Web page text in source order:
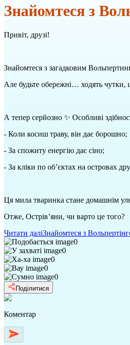
Знайомтеся з
Привіт, друзі!
Знайомтеся з загадковим
Але будьте обережні… ходять чутки,
А тепер серйозно ✨ Особливі
- Коли косиш траву, він дає борошно;
- За спожиту енергію дає сіно;
- За кліки по об’єктах на островах
Ця мила тваринка стане домашнім
Отже, Острів’яни, чи варто це того?
Читати даліЗнайомтеся з
0
0
0
0
0
Поділитися
Коментар